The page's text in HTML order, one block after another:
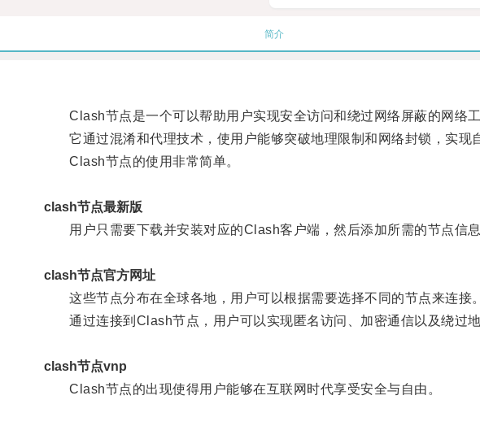
简介
Clash节点是一个可以帮助用户实现安全访问和绕过网络屏蔽的网络工
它通过混淆和代理技术，使用户能够突破地理限制和网络封锁，实现
Clash节点的使用非常简单。
clash节点最新版
用户只需要下载并安装对应的Clash客户端，然后添加所需的节点信息
clash节点官方网址
这些节点分布在全球各地，用户可以根据需要选择不同的节点来连接。
通过连接到Clash节点，用户可以实现匿名访问、加密通信以及绕过地
clash节点vnp
Clash节点的出现使得用户能够在互联网时代享受安全与自由。